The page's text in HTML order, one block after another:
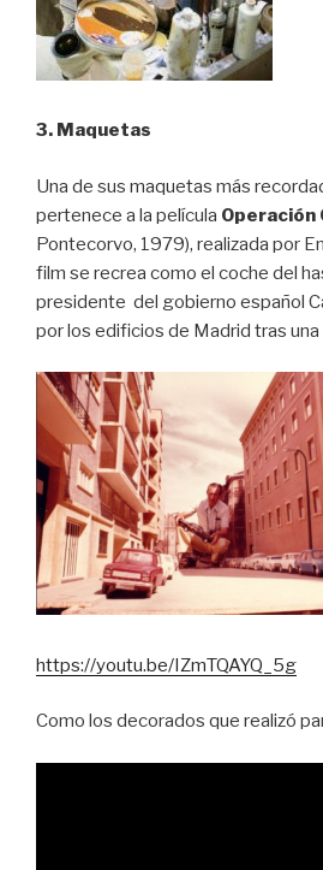
3. Maquetas
Una de sus maquetas más
pertenece a la película Operación
Pontecorvo, 1979), realizada por
film se recrea como el coche del
presidente del gobierno español
por los edificios de Madrid tras
https://youtu.be/IZmTQAYQ_5g
Como los decorados que realizó